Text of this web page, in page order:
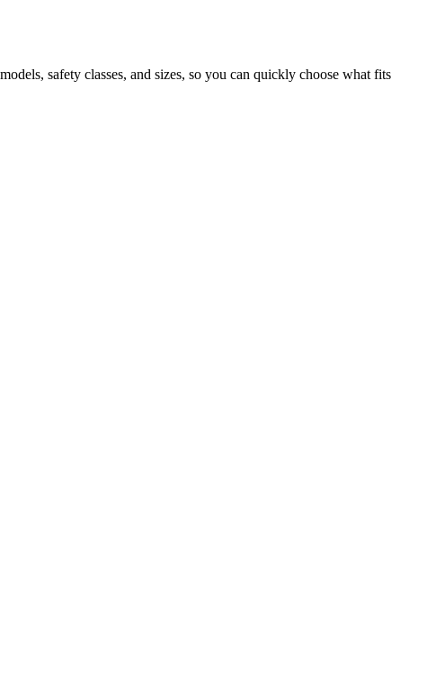
safety classes, and sizes, so you can quickly choose what fits